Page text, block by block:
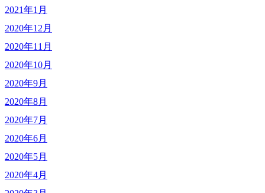
2021年1月
2020年12月
2020年11月
2020年10月
2020年9月
2020年8月
2020年7月
2020年6月
2020年5月
2020年4月